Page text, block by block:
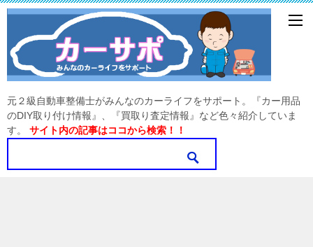
元２級自動車整備士がみんなのカーライフをサポート。『カー用品
のDIY取り付け情報』、『買取り査定情報』など色々紹介していま
す。 サイト内の記事はココから検索！！